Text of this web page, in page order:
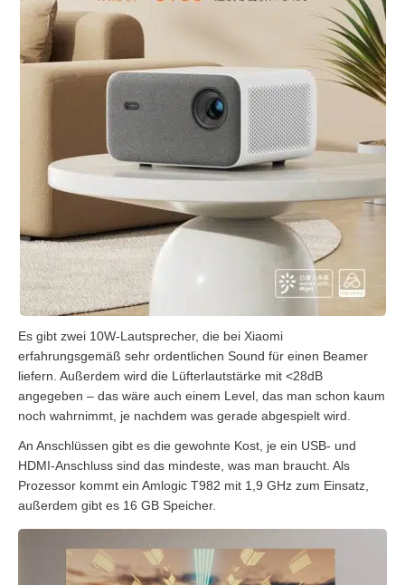
Es gibt zwei 10W-Lautsprecher, die bei Xiaomi
erfahrungsgemäß sehr ordentlichen Sound für einen Beamer
liefern. Außerdem wird die Lüfterlautstärke mit <28dB
angegeben – das wäre auch einem Level, das man schon kaum
noch wahrnimmt, je nachdem was gerade abgespielt wird.
An Anschlüssen gibt es die gewohnte Kost, je ein USB- und
HDMI-Anschluss sind das mindeste, was man braucht. Als
Prozessor kommt ein Amlogic T982 mit 1,9 GHz zum Einsatz,
außerdem gibt es 16 GB Speicher.